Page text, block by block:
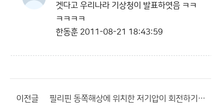
겟다고 우리나라 기상청이 발표하엿음 ㅋㅋ
ㅋㅋㅋㅋ
한동훈 2011-08-21 18:43:59
이전글 필리핀 동쪽해상에 위치한 저기압이 회전하기 시작했습니다...